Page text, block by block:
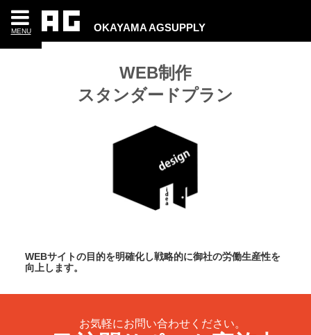
OKAYAMA AGSUPPLY
MENU
WEB制作
スタンダードプラン
WEBサイトの目的を明確化し戦略的に御社の労働生産性を
向上します。
お気軽にお問い合わせください。